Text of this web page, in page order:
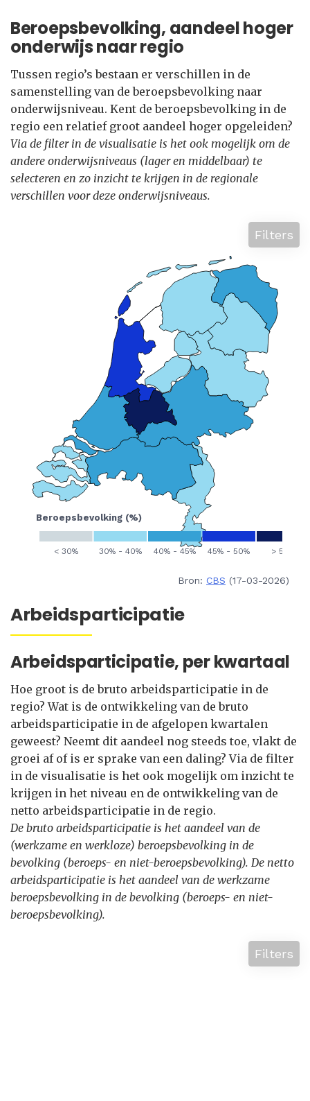
Beroepsbevolking, aandeel hoger
onderwijs naar regio
Tussen regio’s bestaan er verschillen in de
samenstelling van de beroepsbevolking naar
onderwijsniveau. Kent de beroepsbevolking in de
regio een relatief groot aandeel hoger opgeleiden?
Via de filter in de visualisatie is het ook mogelijk om de
andere onderwijsniveaus (lager en middelbaar) te
selecteren en zo inzicht te krijgen in de regionale
verschillen voor deze onderwijsniveaus.
Filters
Bron: CBS (17-03-2026)
Arbeidsparticipatie
Arbeidsparticipatie, per kwartaal
Hoe groot is de bruto arbeidsparticipatie in de
regio? Wat is de ontwikkeling van de bruto
arbeidsparticipatie in de afgelopen kwartalen
geweest? Neemt dit aandeel nog steeds toe, vlakt de
groei af of is er sprake van een daling? Via de filter
in de visualisatie is het ook mogelijk om inzicht te
krijgen in het niveau en de ontwikkeling van de
netto arbeidsparticipatie in de regio.
De bruto arbeidsparticipatie is het aandeel van de
(werkzame en werkloze) beroepsbevolking in de
bevolking (beroeps- en niet-beroepsbevolking). De netto
arbeidsparticipatie is het aandeel van de werkzame
beroepsbevolking in de bevolking (beroeps- en niet-
beroepsbevolking).
Filters